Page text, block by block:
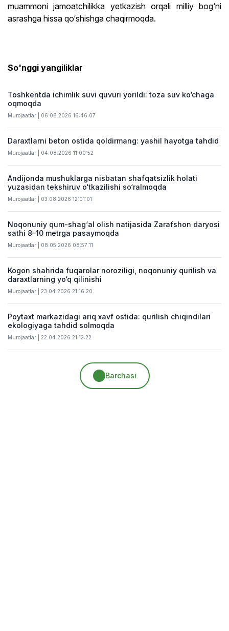
muammoni jamoatchilikka yetkazish orqali milliy bog‘ni
asrashga hissa qo‘shishga chaqirmoqda.
So'nggi yangiliklar
Toshkentda ichimlik suvi quvuri yorildi: toza suv ko‘chaga
oqmoqda
Murojaatlar | 06.08.2026 16:46:07
Daraxtlarni beton ostida qoldirmang: yashil hayotga tahdid
Murojaatlar | 04.08.2026 11:00:52
Andijonda mushuklarga nisbatan shafqatsizlik holati
yuzasidan tekshiruv o‘tkazilishi so‘ralmoqda
Murojaatlar | 03.08.2026 12:01:01
Noqonuniy qum-shag‘al olish natijasida Zarafshon daryosi
sathi 8–10 metrga pasaymoqda
Murojaatlar | 08.05.2026 08:57:11
Kogon shahrida fuqarolar noroziligi, noqonuniy qurilish va
daraxtlarning yo‘q qilinishi
Murojaatlar | 23.04.2026 21:16:20
Poytaxt markazidagi ariq xavf ostida: qurilish chiqindilari
ekologiyaga tahdid solmoqda
Murojaatlar | 22.04.2026 21:12:22
Barchasi